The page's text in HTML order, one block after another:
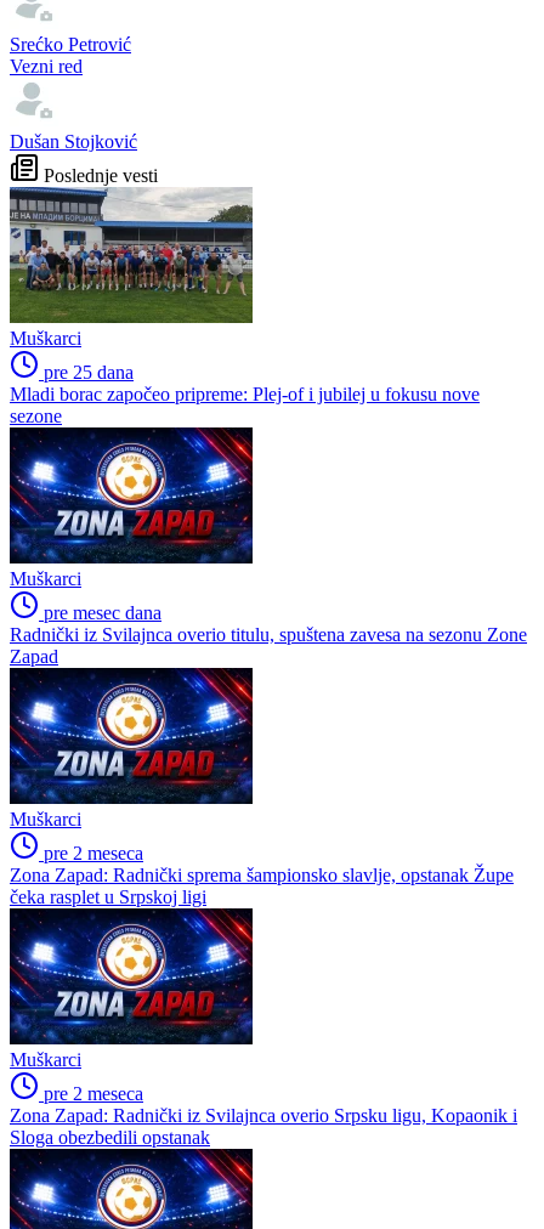
Srećko Petrović
Vezni red
Dušan Stojković
Poslednje vesti
Muškarci
pre 25 dana
Mladi borac započeo pripreme: Plej-of i jubilej u fokusu nove
sezone
Muškarci
pre mesec dana
Radnički iz Svilajnca overio titulu, spuštena zavesa na sezonu Zone
Zapad
Muškarci
pre 2 meseca
Zona Zapad: Radnički sprema šampionsko slavlje, opstanak Župe
čeka rasplet u Srpskoj ligi
Muškarci
pre 2 meseca
Zona Zapad: Radnički iz Svilajnca overio Srpsku ligu, Kopaonik i
Sloga obezbedili opstanak